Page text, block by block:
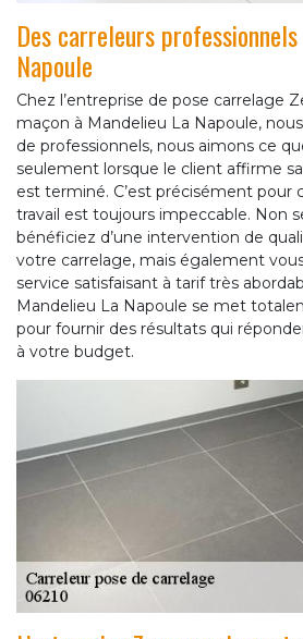
Des carreleurs
Napoule
Chez l’entreprise de pose carrelage
maçon à Mandelieu La Napoule,
de professionnels, nous aimons ce
seulement lorsque le client affirme
est terminé. C’est précisément pour
travail est toujours impeccable. Non
bénéficiez d’une intervention de
votre carrelage, mais également
service satisfaisant à tarif très
Mandelieu La Napoule se met
pour fournir des résultats qui
à votre budget.